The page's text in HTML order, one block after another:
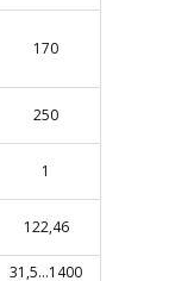
170
250
1
122,46
31,5…1400